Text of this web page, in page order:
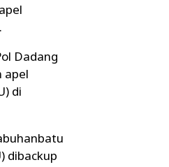
Dadang
apel
di
dibackup